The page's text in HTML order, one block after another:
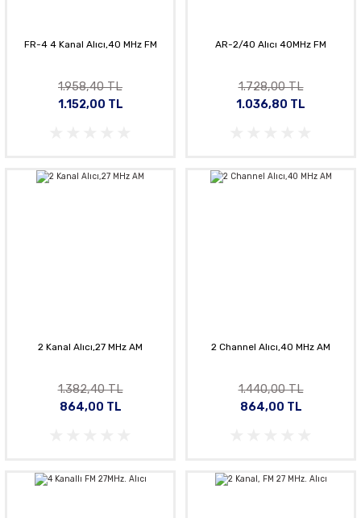
FR-4 4 Kanal Alıcı,40 MHz FM
1.958,40 TL
1.152,00 TL
AR-2/40 Alıcı 40MHz FM
1.728,00 TL
1.036,80 TL
2 Kanal Alıcı,27 MHz AM
1.382,40 TL
864,00 TL
2 Channel Alıcı,40 MHz AM
1.440,00 TL
864,00 TL